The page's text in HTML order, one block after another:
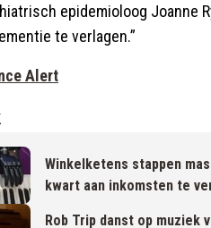
epidemioloog Joanne
te verlagen.”
Alert
Winkelketens stappen
kwart aan inkomsten te
Rob Trip danst op muziek